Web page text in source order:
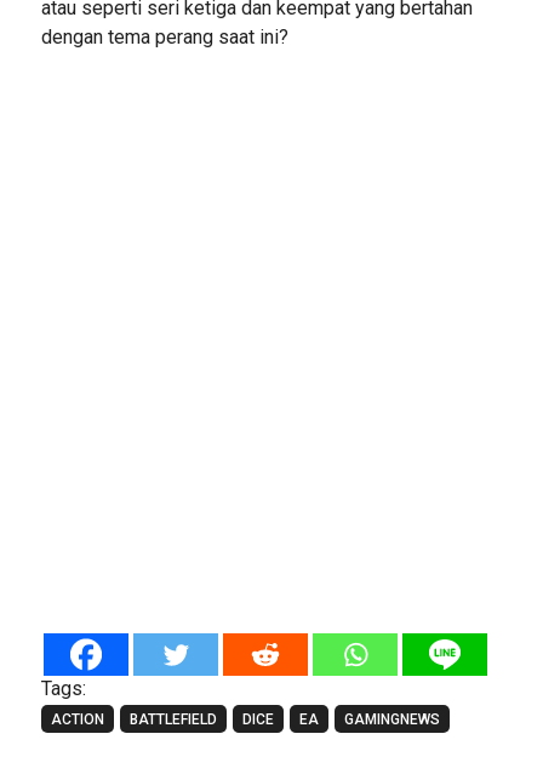
atau seperti seri ketiga dan keempat yang bertahan
dengan tema perang saat ini?
Tags:
ACTION BATTLEFIELD DICE EA GAMINGNEWS